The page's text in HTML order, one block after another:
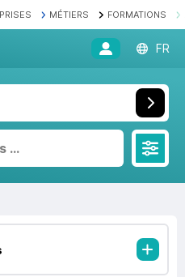
MÉTIERS FORMATIONS
FR
...